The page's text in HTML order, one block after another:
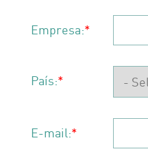
Empresa:*
País:*
E-mail:*